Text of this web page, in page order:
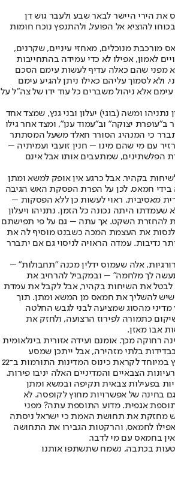
הירי היישר לבאר שבע ולעבר גוש דן
להוציא אל הפועל, ולהתנפץ נוכח חומות
מורכבת מנוכלים, מאחזי עיניים, שקרנים,
לאמון, אפילו לא כדי עמידה בהתחייבות
מפני שהם כאלה עדיף לעשות עימם הסכם
ולא לסמוך עליהם כאילו ניתן להגיע עימם
אלא ניהול משברים כל עוד ידו של צה"ל על
נתניהו ומשה (בוגי) יעלון ובני גנץ, שמצד אחד
יצוקה" וב"עמוד ענן", ומצד אחר גילו
כי המנהיג הסורר חאלד משעל המסתתר
עם מי שהם מינו – חנין זועבי ועמיתיה –
הפלשתינים, שמתעבים אותו אבל אינם
בקהיר. אבל כרגע אין אופק למשא ומתן
בידי חמאס. לכן על הפרת הפסקת האש הגיבה
מאסיבית. ראוי לעשות כן ללא הפסקות –
שעמדתו היתה נכונה כל הזמן. נתניהו ויעלון
להחזרת השקט. אך עתה – גם על פי תפישתם
לנסות את העצמת המכה כשבנט מוסיף לה את
נדיבות. עמדה הראויה לניסוי גם אם יתברר
אלה שעמוס ידלין מכנה "תחבולות" –
לך מלחמה" – ובמקביל להרחיב את
לבטל את השיחות בקהיר, אבל לקבל את עמדת
שיש להשליך את חמאס מן המשא ומתן. תוך
מהסוג שמציעה לבני לגבש החלטה
כתמורה לפירוז הרצועה, ולחזק את
אבו מאזן.
רחוקה מכך. אומנם ועידה אזורית בינלאומית
בלתי מזהירה, אבל ייתכן שמסע
הסברה למען עריכתה נחוץ במיוחד לקראת כינוס המדינות התורמות ב־22
הצבאיים והמדיניים האלה יניבו פירות.
בפעילות צבאית תקיפה ובמשא ומתן
בחינה של אפשרויות מחוץ לקופסה. לא
אגפית. מדוע התוספת עתה? מפני
את תחושת האמת כי ישראל ניסתה
לחמאס, והרקטות הגבירו את התחושה
בחמאס עם מי לדבר.
בכתבה, נשמח שתשתפו אותנו